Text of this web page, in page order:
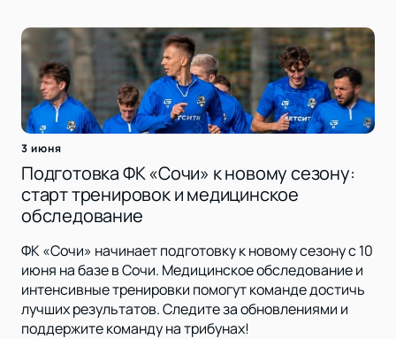
3 июня
Подготовка ФК «Сочи» к новому сезону:
старт тренировок и медицинское
обследование
ФК «Сочи» начинает подготовку к новому сезону с 10
июня на базе в Сочи. Медицинское обследование и
интенсивные тренировки помогут команде достичь
лучших результатов. Следите за обновлениями и
поддержите команду на трибунах!